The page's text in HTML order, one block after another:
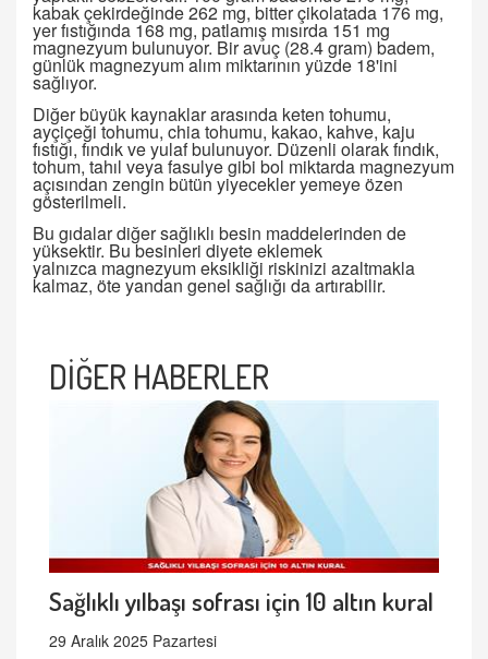
kabak çekirdeğinde 262 mg, bitter çikolatada 176 mg,
yer fıstığında 168 mg, patlamış mısırda 151 mg
magnezyum bulunuyor. Bir avuç (28.4 gram) badem,
günlük magnezyum alım miktarının yüzde 18'ini
sağlıyor.
Diğer büyük kaynaklar arasında keten tohumu,
ayçiçeği tohumu, chia tohumu, kakao, kahve, kaju
fıstığı, fındık ve yulaf bulunuyor. Düzenli olarak fındık,
tohum, tahıl veya fasulye gibi bol miktarda magnezyum
açısından zengin bütün yiyecekler yemeye özen
gösterilmeli.
Bu gıdalar diğer sağlıklı besin maddelerinden de
yüksektir. Bu besinleri diyete eklemek
yalnızca magnezyum eksikliği riskinizi azaltmakla
kalmaz, öte yandan genel sağlığı da artırabilir.
DİĞER HABERLER
Sağlıklı yılbaşı sofrası için 10 altın kural
29 Aralık 2025 Pazartesi